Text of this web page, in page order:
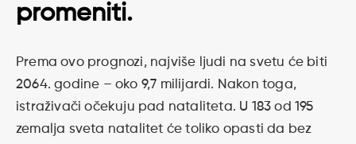
promeniti.
Prema ovo prognozi, najviše ljudi na svetu će biti
2064. godine – oko 9,7 milijardi. Nakon toga,
istraživači očekuju pad nataliteta. U 183 od 195
zemalja sveta natalitet će toliko opasti da bez